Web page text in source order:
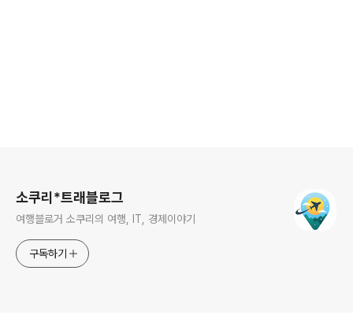
소쿠리*트래블로그
여행블로거 소쿠리의 여행, IT, 경제이야기
구독하기